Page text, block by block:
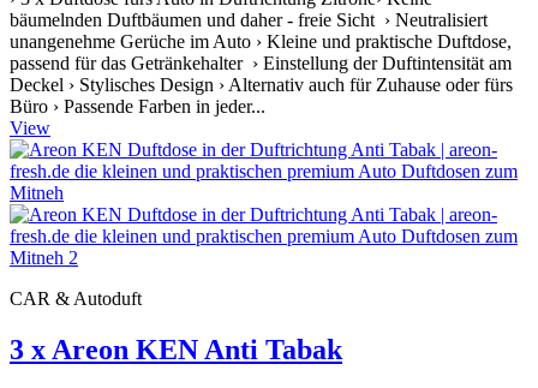
bäumelnden Duftbäumen und daher - freie Sicht › Neutralisiert
unangenehme Gerüche im Auto › Kleine und praktische Duftdose,
passend für das Getränkehalter › Einstellung der Duftintensität am
Deckel › Stylisches Design › Alternativ auch für Zuhause oder fürs
Büro › Passende Farben in jeder...
View
CAR & Autoduft
3 x Areon KEN Anti Tabak